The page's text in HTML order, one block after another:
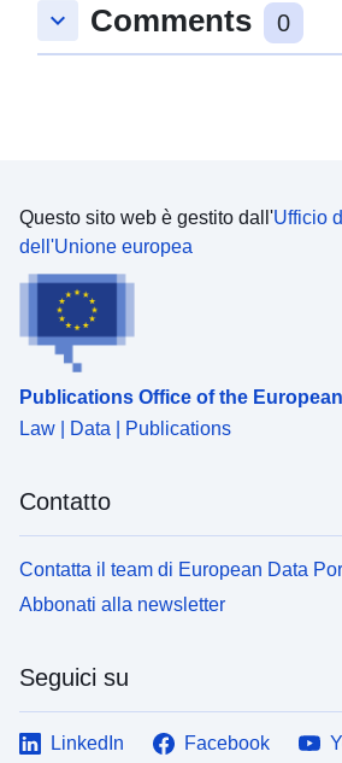
uriRef:
http://
keyboard_arrow_down Comments 0
Questo sito web è gestito dall'Ufficio
dell'Unione europea
Publications Office of the
Law | Data | Publications
Contatto
Contatta il team di European Data
Abbonati alla newsletter
Seguici su
LinkedIn Facebook